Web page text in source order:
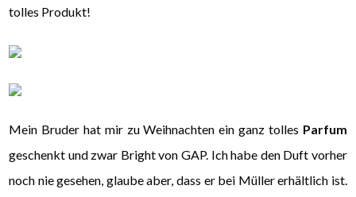
tolles Produkt!
Mein Bruder hat mir zu Weihnachten ein ganz tolles Parfum
geschenkt und zwar Bright von GAP. Ich habe den Duft vorher
noch nie gesehen, glaube aber, dass er bei Müller erhältlich ist.